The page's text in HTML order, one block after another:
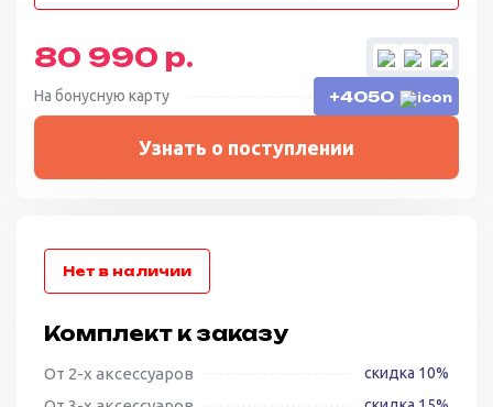
80 990 р.
На бонусную карту +4050
Узнать о поступлении
Комплект к заказу
От 2-х аксессуаров скидка 10%